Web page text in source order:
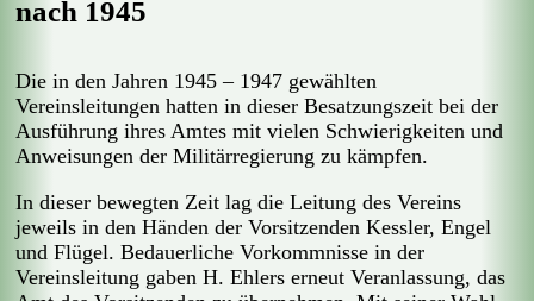
nach 1945
Die in den Jahren 1945 – 1947 gewählten
Vereinsleitungen hatten in dieser Besatzungszeit bei der
Ausführung ihres Amtes mit vielen Schwierigkeiten und
Anweisungen der Militärregierung zu kämpfen.
In dieser bewegten Zeit lag die Leitung des Vereins
jeweils in den Händen der Vorsitzenden Kessler, Engel
und Flügel. Bedauerliche Vorkommnisse in der
Vereinsleitung gaben H. Ehlers erneut Veranlassung, das